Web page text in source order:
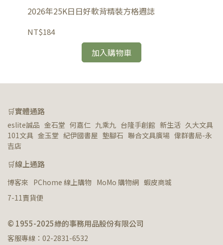
2026年25K日日好軟背精裝方格週誌
NT$184
加入購物車
🛒實體通路
eslite誠品   金石堂   何嘉仁   九乘九   台隆手創館   新生活   久大文具
101文具   金玉堂   紀伊國書屋   墊腳石   聯合文具廣場   偉群書局-永
吉店
🛒線上通路
博客來 PChome 線上購物 MoMo 購物網 蝦皮商城
7-11賣貨便
© 1955-2025綠的事務用品股份有限公司
客服專線：02-2831-6532